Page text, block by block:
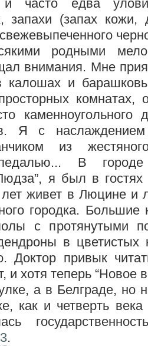
и часто едва
запахи (запах кожи,
родными
внимания. Мне
и
комнатах,
Я с
из
В
я был в гостях
живет в Люцине и
городка.
с протянутыми
в цветистых
Доктор привык
и хотя теперь “Новое
а в Белграде, но
как и четверть
.